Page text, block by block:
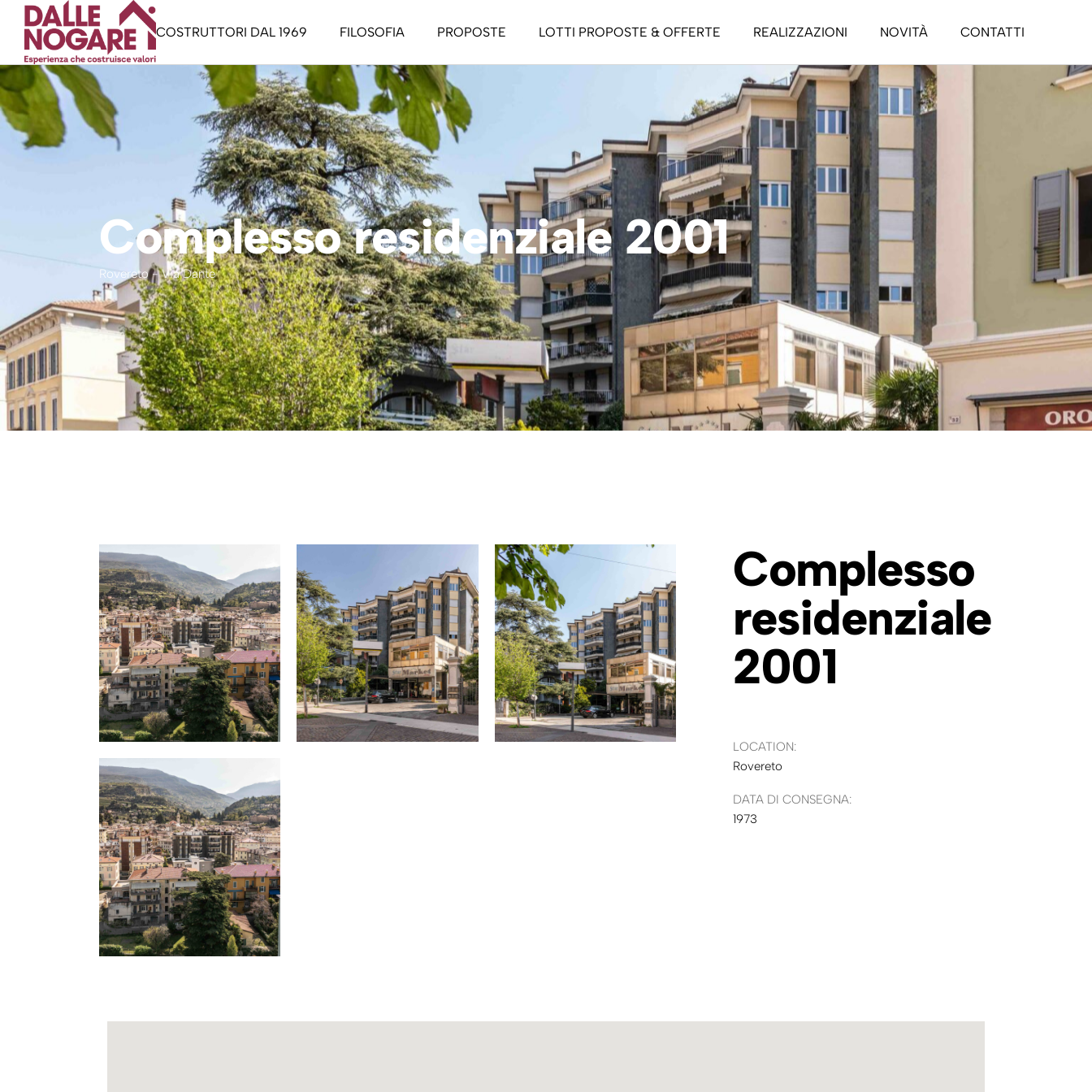
COSTRUTTORI DAL 1969
Manifesto
FILOSOFIA
La casa passiva
La casa attiva
Trentino Life Style
Garda Life Style
Buy To Let
Liberi nel verde
PROPOSTE LOTTI PROPOSTE & OFFERTE REALIZZAZIONI NOVITÀ CONTATTI
Complesso residenziale 2001
Rovereto - Via Dante
Complesso
residenziale
2001
LOCATION:
Rovereto
DATA DI CONSEGNA:
1973